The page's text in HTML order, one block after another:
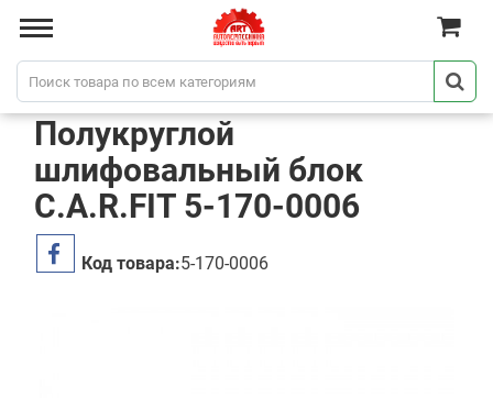
Полукруглой
шлифовальный блок
C.A.R.FIT 5-170-0006
Код товара:5-170-0006